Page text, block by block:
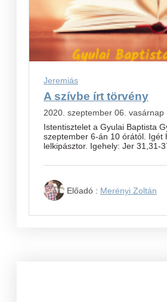
Jeremiás
A szívbe írt törvény
2020. szeptember 06. vasárnap
Istentisztelet a Gyulai Baptista
szeptember 6-án 10 órától. Igét
lelkipásztor. Igehely: Jer 31,31-
Előadó : Merényi Zoltán